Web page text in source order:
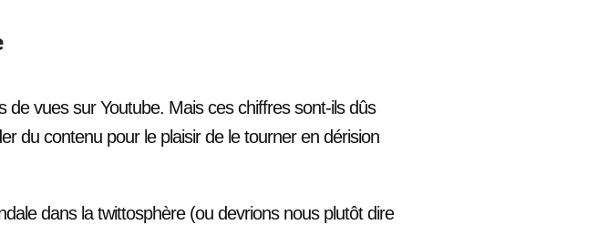
de vues sur Youtube. Mais ces chiffres sont-ils dûs
du contenu pour le plaisir de le tourner en dérision
dans la twittosphère (ou devrions nous plutôt dire